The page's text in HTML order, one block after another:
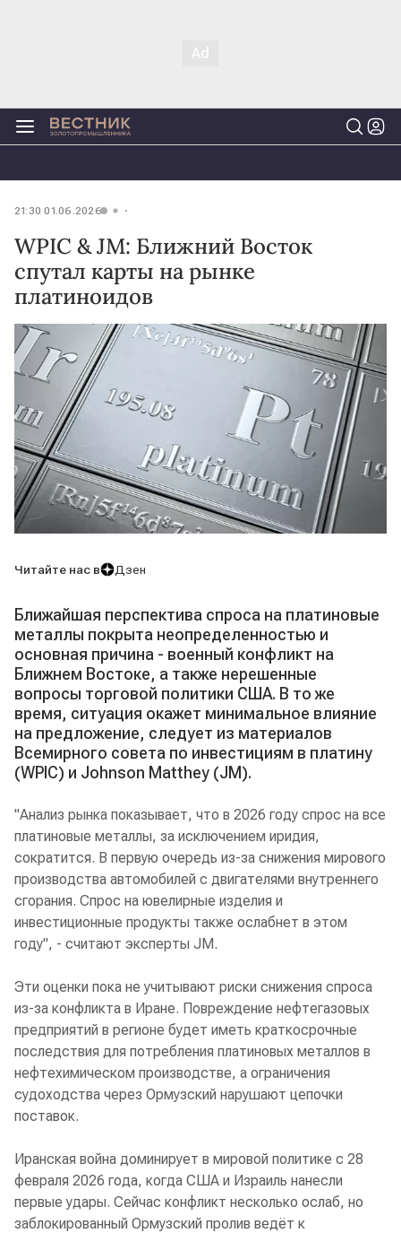
21:30 01.06.2026
WPIC & JM: Ближний Восток
спутал карты на рынке
платиноидов
Читайте нас в Дзен
Ближайшая перспектива спроса на платиновые
металлы покрыта неопределенностью и
основная причина - военный конфликт на
Ближнем Востоке, а также нерешенные
вопросы торговой политики США. В то же
время, ситуация окажет минимальное влияние
на предложение, следует из материалов
Всемирного совета по инвестициям в платину
(WPIC) и Johnson Matthey (JM).
"Анализ рынка показывает, что в 2026 году спрос на все
платиновые металлы, за исключением иридия,
сократится. В первую очередь из-за снижения мирового
производства автомобилей с двигателями внутреннего
сгорания. Спрос на ювелирные изделия и
инвестиционные продукты также ослабнет в этом
году", - считают эксперты JM.
Эти оценки пока не учитывают риски снижения спроса
из-за конфликта в Иране. Повреждение нефтегазовых
предприятий в регионе будет иметь краткосрочные
последствия для потребления платиновых металлов в
нефтехимическом производстве, а ограничения
судоходства через Ормузский нарушают цепочки
поставок.
Иранская война доминирует в мировой политике с 28
февраля 2026 года, когда США и Израиль нанесли
первые удары. Сейчас конфликт несколько ослаб, но
заблокированный Ормузский пролив ведёт к